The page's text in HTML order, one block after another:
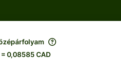
= 0,08585 CAD